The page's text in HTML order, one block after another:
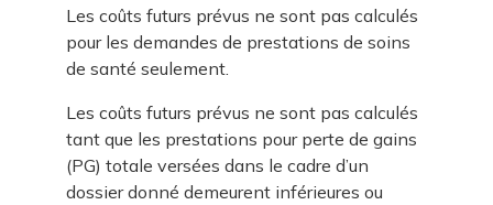
Les coûts futurs prévus ne sont pas calculés
pour les demandes de prestations de soins
de santé seulement.
Les coûts futurs prévus ne sont pas calculés
tant que les prestations pour perte de gains
(PG) totale versées dans le cadre d’un
dossier donné demeurent inférieures ou